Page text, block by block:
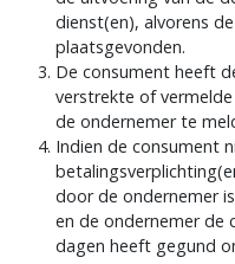
de uitvoering van de
dienst(en), alvorens
plaatsgevonden.
De consument heeft
verstrekte of
de ondernemer te
Indien de consument
door de ondernemer
en de ondernemer de
dagen heeft gegund